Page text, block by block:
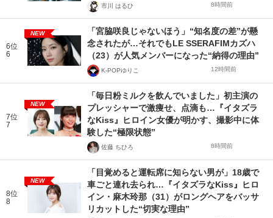
市川 はるひ 8時間前
6位
6
NEW
「宮脇咲良じゃないほう」“知名度の差”が懸
念されたが…それでもLE SSERAFIMカズハ
（23）が人気メンバーになった“納得の理由”
K-POPゆりこ 12時間前
7位
7
NEW
「毎日粉ミルクを飲んでいました」初主演の
プレッシャーで激痩せ、点滴も…『イタズラ
なKiss』ヒロイン女優が明かす、撮影中に体
験した“極限状態”
佐藤 ちひろ 8時間前
8位
8
NEW
「目覚めると運転席に知らない男が」18歳で
車ごと連れ去られ…『イタズラなKiss』ヒロ
イン・麻木玲那（31）がロングヘアをバッサ
リカットした“切実な理由”